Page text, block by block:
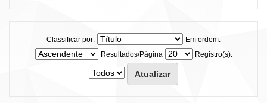
Classificar por:
Em ordem:
Resultados/Página
Registro(s):